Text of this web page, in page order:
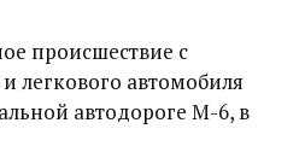
происшествие с
легкового автомобиля
автодороге М-6, в